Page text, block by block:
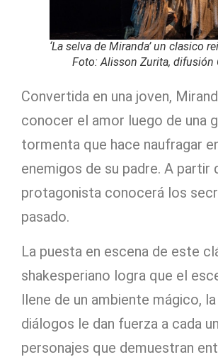
‘La selva de Miranda’ un clasico
Foto: Alisson Zurita, difusión
Convertida en una joven,
conocer el amor luego de una
tormenta que hace naufragar
enemigos de su padre. A partir
protagonista conocerá los
pasado.
La puesta en escena de este
shakesperiano logra que el
llene de un ambiente mágico,
diálogos le dan fuerza a cada
personajes que demuestran